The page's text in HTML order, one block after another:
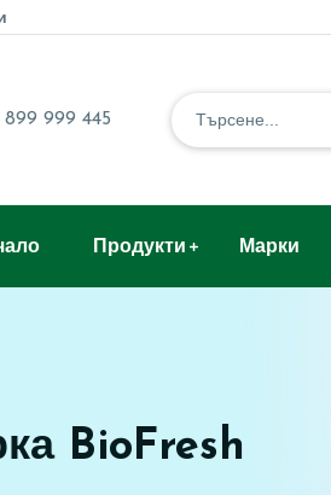
899 999 445
Продукти Марки
BioFresh